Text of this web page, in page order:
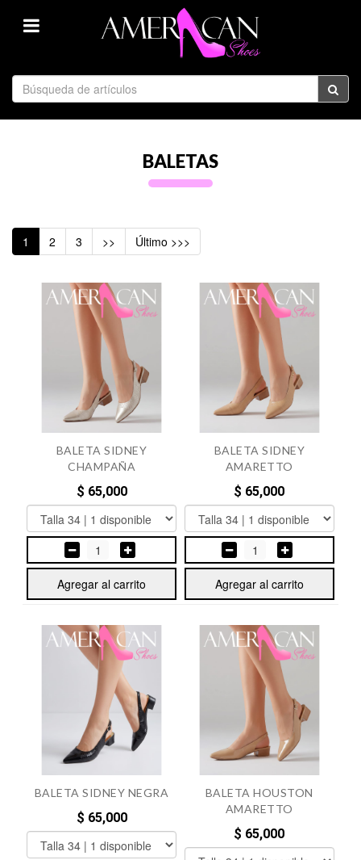
BALETAS
1 2 3 >> Último >>>
BALETA SIDNEY
CHAMPAÑA
$ 65,000
1
Agregar al carrito
BALETA SIDNEY
AMARETTO
$ 65,000
1
Agregar al carrito
BALETA SIDNEY NEGRA
$ 65,000
BALETA HOUSTON
AMARETTO
$ 65,000